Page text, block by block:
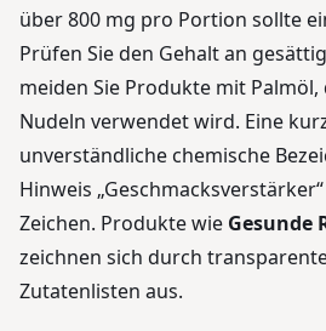
über 800 mg pro Portion sollte
Prüfen Sie den Gehalt an
meiden Sie Produkte mit
Nudeln verwendet wird. Eine
unverständliche chemische
Hinweis
Zeichen. Produkte wie Gesunde
zeichnen sich durch
Zutatenlisten aus.